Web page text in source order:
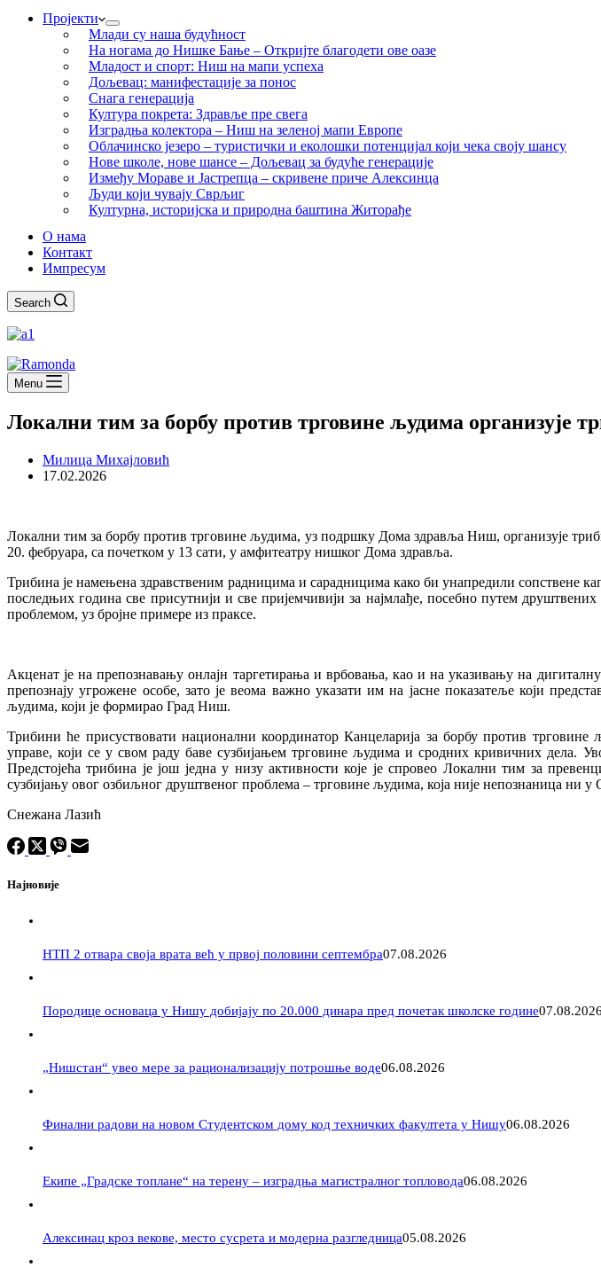
Пројекти
Млади су наша будућност
На ногама до Нишке Бање – Откријте благодети ове оазе
Младост и спорт: Ниш на мапи успеха
Дољевац: манифестације за понос
Снага генерација
Култура покрета: Здравље пре свега
Изградња колектора – Ниш на зеленој мапи Европе
Облачинско језеро – туристички и еколошки потенцијал који чека своју шансу
Нове школе, нове шансе – Дољевац за будуће генерације
Између Мораве и Јастрепца – скривене приче Алексинца
Људи који чувају Сврљиг
Културна, историјска и природна баштина Житорађе
О нама
Контакт
Импресум
Search
Menu
Локални тим за борбу против трговине људима организује
Милица Михајловић
17.02.2026
Локални тим за борбу против трговине људима, уз подршку Домa здравља Ниш, организује
20. фебруара, са почетком у 13 сати, у амфитеатру нишког Дома здравља.
Трибина је намењена здравственим радницима и сарадницима како би унапредили сопствене
последњих година све присутнији и све пријемчивији за најмлађе, посебно путем
проблемом, уз бројне примере из праксе.
Акценат је на препознавању онлајн таргетирања и врбовања, као и на указивању на
препознају угрожене особе, зато је веома важно указати им на јасне показатеље који
људима, који је формирао Град Ниш.
Трибини ће присуствовати национални координатор Канцеларија за борбу против
управе, који се у свом раду баве сузбијањем трговине људима и сродних кривичних дела.
Предстојећа трибина је још једна у низу активности које је спровео Локални тим за
сузбијању овог озбиљног друштвеног проблема – трговине људима, која није непознаница ни у
Снежана Лазић
Најновије
НТП 2 отвара своја врата већ у првој половини септембра07.08.2026
Породицe основаца у Нишу добијају по 20.000 динара пред почетак школске године07.08.2026
„Нишстан“ увео мере за рационализацију потрошње воде06.08.2026
Финални радови на новом Студентском дому код техничких факултета у Нишу06.08.2026
Екипе „Градске топлане“ на терену – изградња магистралног топловода06.08.2026
Алексинац кроз векове, место сусрета и модерна разгледница05.08.2026